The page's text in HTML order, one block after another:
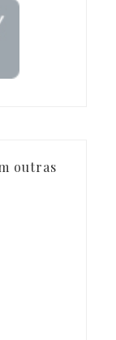
outras